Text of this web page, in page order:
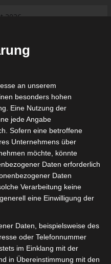
2026
und 23. August
an
der ersten 15
Saison 2026/2027
2026/2027 –
am am 19./20.
Sportgerichtshof
ab – AS Soliman
Ligue 2 zu
an unserem
besonders hohen
Eine Nutzung der
jede Angabe
Sofern eine betroffene
Unternehmens über
möchte, könnte
Daten erforderlich
Daten
Verarbeitung keine
eine Einwilligung der
Daten, beispielsweise des
oder Telefonnummer
im Einklang mit der
in Übereinstimmung mit den